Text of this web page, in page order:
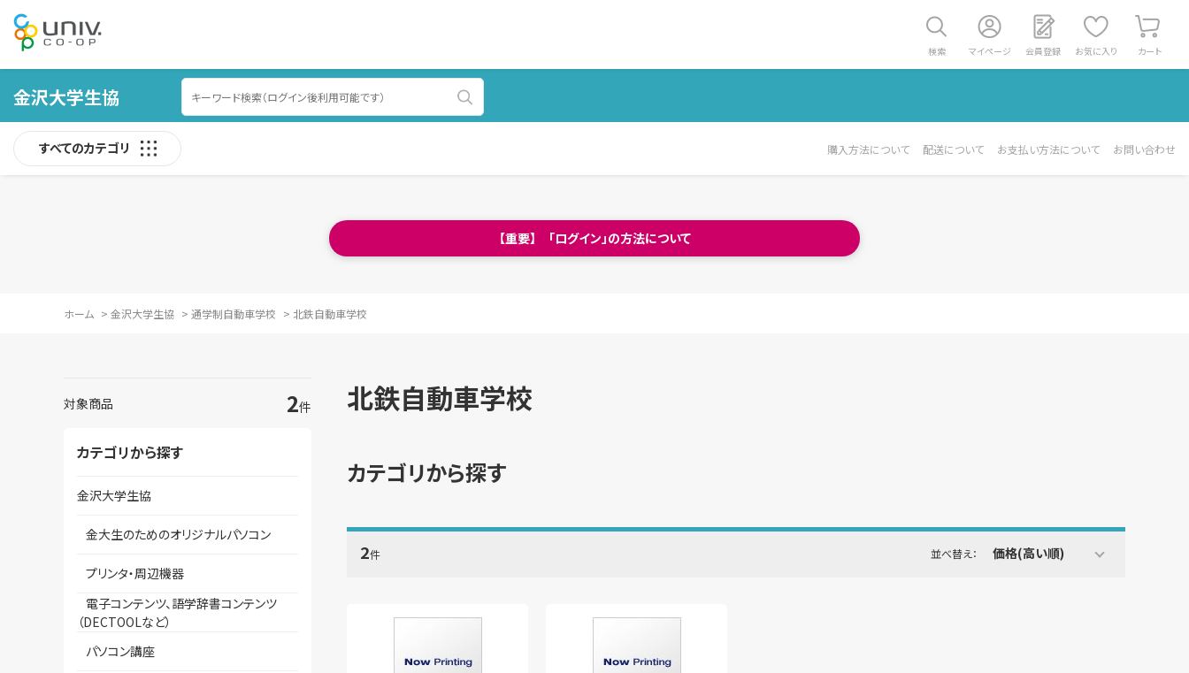
検索 マイページ 会員登録 お気に入り カート
金沢大学生協
すべてのカテゴリ 購入方法について 配送について お支払い方法について お問い合わせ
【重要】 「ログイン」の方法について
ホーム > 金沢大学生協 > 通学制自動車学校 > 北鉄自動車学校
対象商品 2件
カテゴリから探す
金沢大学生協
金大生のためのオリジナルパソコン
プリンタ・周辺機器
電子コンテンツ、語学辞書コンテンツ
（DECTOOLなど）
パソコン講座
北鉄自動車学校
カテゴリから探す
2件 並べ替え： 価格(高い順)